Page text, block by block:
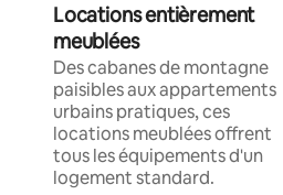
Locations entièrement
meublées
Des cabanes de montagne
paisibles aux appartements
urbains pratiques, ces
locations meublées offrent
tous les équipements d'un
logement standard.